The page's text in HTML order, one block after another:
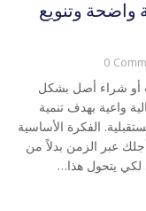
واضحة وتنويع
0
أو شراء أصل بشكل
واعية بهدف تنمية
الفكرة الأساسية
عبر الزمن بدلاً من
لكي يتحول هذا…